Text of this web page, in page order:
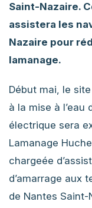
Saint-Nazaire.
assistera les
Nazaire pour
lamanage.
Début mai, le
à la mise à l’eau
électrique sera
Lamanage
chargeée
d’amarrage aux
de Nantes Saint-